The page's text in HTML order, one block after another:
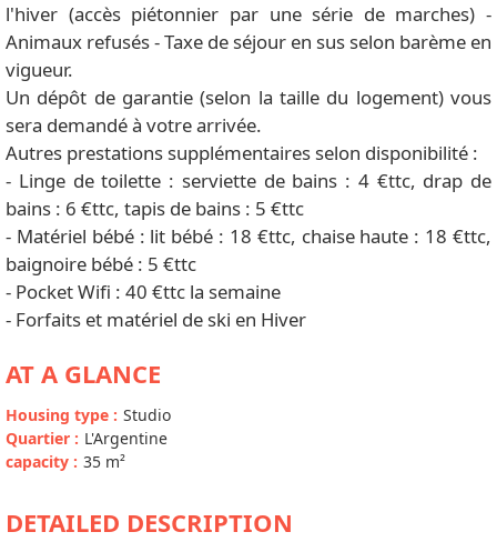
l'hiver (accès piétonnier par une série de marches) -
Animaux refusés - Taxe de séjour en sus selon barème en
vigueur.
Un dépôt de garantie (selon la taille du logement) vous
sera demandé à votre arrivée.
Autres prestations supplémentaires selon disponibilité :
- Linge de toilette : serviette de bains : 4 €ttc, drap de
bains : 6 €ttc, tapis de bains : 5 €ttc
- Matériel bébé : lit bébé : 18 €ttc, chaise haute : 18 €ttc,
baignoire bébé : 5 €ttc
- Pocket Wifi : 40 €ttc la semaine
- Forfaits et matériel de ski en Hiver
AT A GLANCE
Housing type : Studio
Quartier : L'Argentine
capacity : 35 m²
DETAILED DESCRIPTION